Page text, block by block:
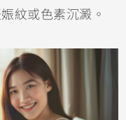
紋或色素沉澱。